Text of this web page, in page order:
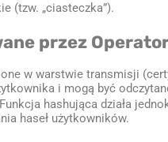
(tzw. „ciasteczka”).
przez
w warstwie transmisji
i mogą być
hashująca działa
haseł użytkowników.